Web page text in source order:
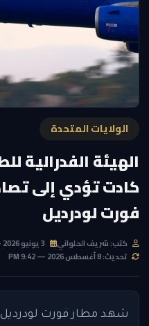
الولايات المتحدة
الهيئة الفدرالية
كادت تؤدي إلى
فورت لودرديل
كتب: شريف الحلواني
تحديث: 8 أغسطس 2026 — 9:42 PM
شهد مطار فورت لودرديل